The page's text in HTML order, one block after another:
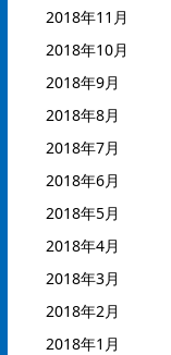
2018年11月
2018年10月
2018年9月
2018年8月
2018年7月
2018年6月
2018年5月
2018年4月
2018年3月
2018年2月
2018年1月